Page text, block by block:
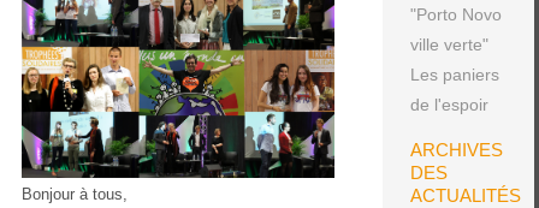
Bonjour à tous,
"Porto Novo
ville verte"
Les paniers
de l'espoir
ARCHIVES
DES
ACTUALITÉS